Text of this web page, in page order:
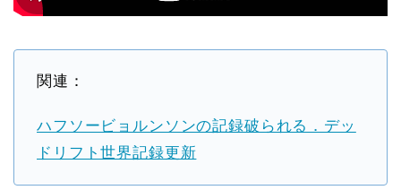
関連：
ハフソービョルンソンの記録破られる．デッ
ドリフト世界記録更新